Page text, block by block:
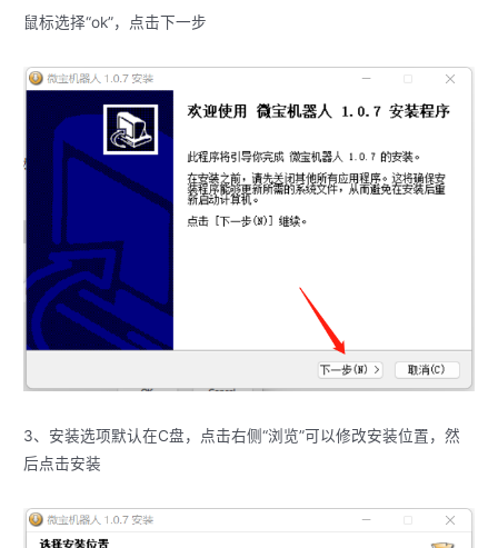
鼠标选择“ok”，点击下一步
3、安装选项默认在C盘，点击右侧“浏览”可以修改安装位置，然
后点击安装